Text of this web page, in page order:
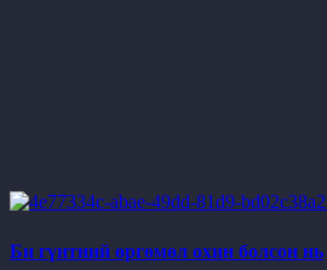
Би гүнтний өргөмөл охин болсон нь